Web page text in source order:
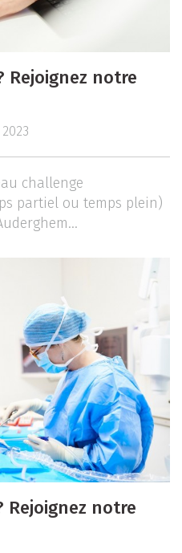
Rejoignez notre
challenge
partiel ou temps plein)
notre